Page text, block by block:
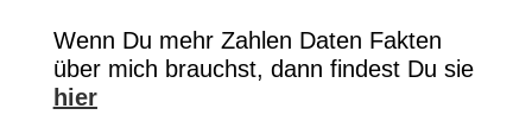
Wenn Du mehr Zahlen Daten Fakten
über mich brauchst, dann findest Du sie
hier